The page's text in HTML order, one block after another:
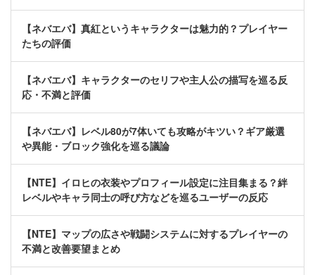
【ネバエバ】真紅というキャラクターは魅力的？プレイヤー
たちの評価
【ネバエバ】キャラクターのセリフや主人公の描写を巡る反
応・不満と評価
【ネバエバ】レベル80が7体いても攻略がキツい？ギア厳選
や異能・ブロック強化を巡る議論
【NTE】イロヒの衣装やプロフィール設定に注目集まる？絆
レベルやキャラ同士の呼び方などを巡るユーザーの反応
【NTE】マップの広さや戦闘システムに対するプレイヤーの
不満と改善要望まとめ